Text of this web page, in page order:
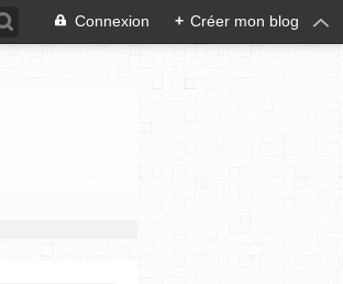
Connexion + Créer mon blog